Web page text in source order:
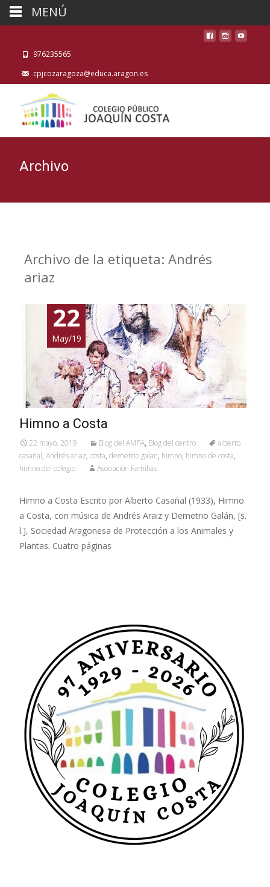
976235565
cpjcozaragoza@educa.aragon.es
Archivo
Archivo de la etiqueta: Andrés
ariaz
22
May/19
Himno a Costa
22 mayo, 2019 Blog del AMPA, Blog del centro
alberto
casañal, Andrés ariaz, costa, demetrio galan, himno, himno de costa,
himno del colegio
Asociación Familias
Himno a Costa Escrito por Alberto Casañal (1933), Himno
a Costa, con música de Andrés Araiz y Demetrio Galán, [s.
l.], Sociedad Aragonesa de Protección a los Animales y
Plantas. Cuatro páginas
MENÚ